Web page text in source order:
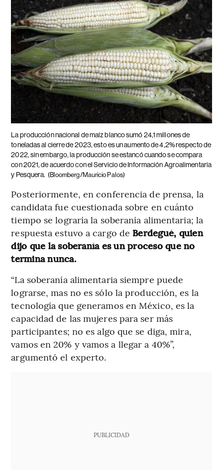
La producción nacional de maíz blanco sumó 24,1 millones de
toneladas al cierre de 2023, esto es un aumento de 4,2% respecto de
2022, sin embargo, la producción se estancó cuando se compara
con 2021, de acuerdo con el Servicio de Información Agroalimentaria
y Pesquera. (Bloomberg/Mauricio Palos)
Posteriormente, en conferencia de prensa, la
candidata fue cuestionada sobre en cuánto
tiempo se lograría la soberanía alimentaria; la
respuesta estuvo a cargo de Berdegué, quien
dijo que la soberanía es un proceso que no
termina nunca.
“La soberanía alimentaria siempre puede
lograrse, mas no es sólo la producción, es la
tecnología que generamos en México, es la
capacidad de las mujeres para ser más
participantes; no es algo que se diga, mira,
vamos en 20% y vamos a llegar a 40%”,
argumentó el experto.
PUBLICIDAD